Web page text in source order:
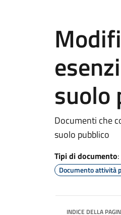
suolo
Documenti che
suolo pubblico
Tipi di documento:
Documento attività
INDICE DELLA